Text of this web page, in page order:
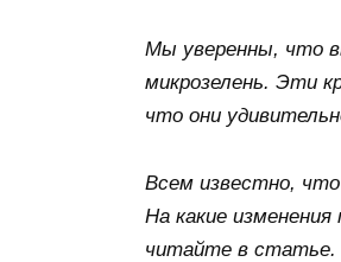
Мы уверенны, что
микрозелень. Эти
что они
Всем известно,
На какие
читайте в статье.